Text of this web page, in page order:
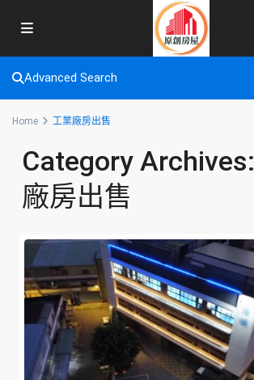
Advanced Search
Home 工業廠房出售
Category Archives:
廠房出售